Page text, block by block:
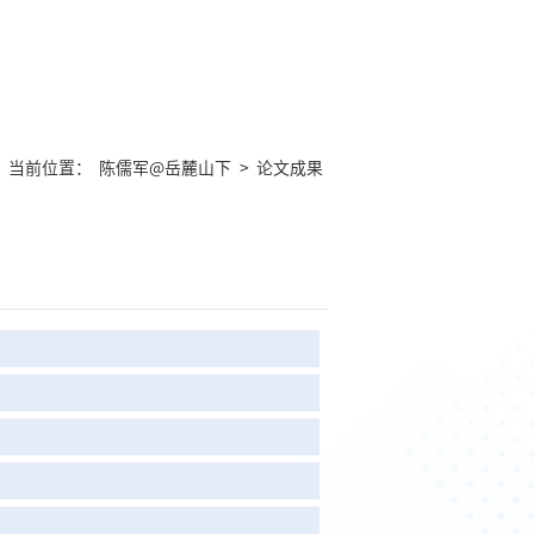
当前位置： 陈儒军@岳麓山下 > 论文成果